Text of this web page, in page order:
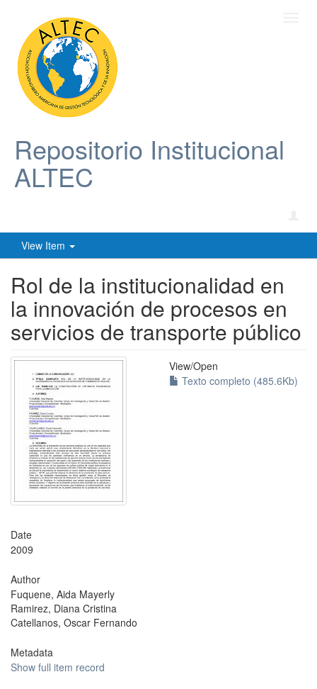
Repositorio Institucional
ALTEC
View Item
Rol de la institucionalidad en
la innovación de procesos en
servicios de transporte público
View/Open
Texto completo (485.6Kb)
Date
2009
Author
Fuquene, Aida Mayerly
Ramirez, Diana Cristina
Catellanos, Oscar Fernando
Metadata
Show full item record